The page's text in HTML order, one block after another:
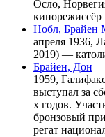
Осло,
кинорежиссёр
Нобл, Брайен
апреля 1936,
2019) —
Брайен, Дон —
1959,
выступал за
х годов.
бронзовый
регат